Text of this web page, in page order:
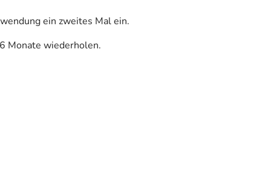
ein zweites Mal ein.
Monate wiederholen.